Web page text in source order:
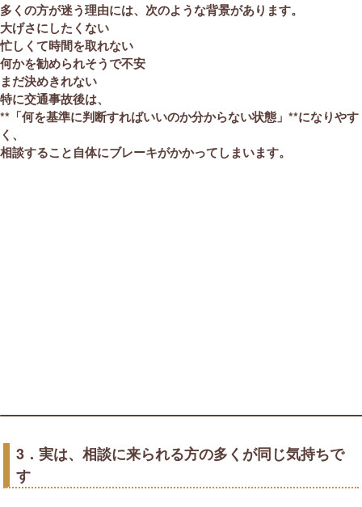
多くの方が迷う理由には、次のような背景があります。
大げさにしたくない
忙しくて時間を取れない
何かを勧められそうで不安
まだ決めきれない
特に交通事故後は、
**「何を基準に判断すればいいのか分からない状態」**になりやす
く、
相談すること自体にブレーキがかかってしまいます。
3．実は、相談に来られる方の多くが同じ気持ちで
す